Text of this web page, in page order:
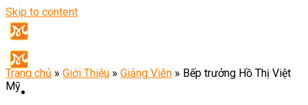
Skip to content
Trang chủ » Giới Thiệu » Giảng Viên » Bếp trưởng Hồ Thị Việt
Mỹ